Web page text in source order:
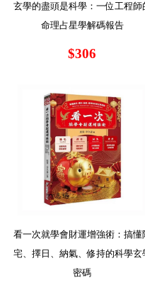
玄學的盡頭是科學：一位工程師
命理占星學解碼報告
$306
看一次就學會財運增強術：搞懂
宅、擇日、納氣、修持的科學玄
密碼